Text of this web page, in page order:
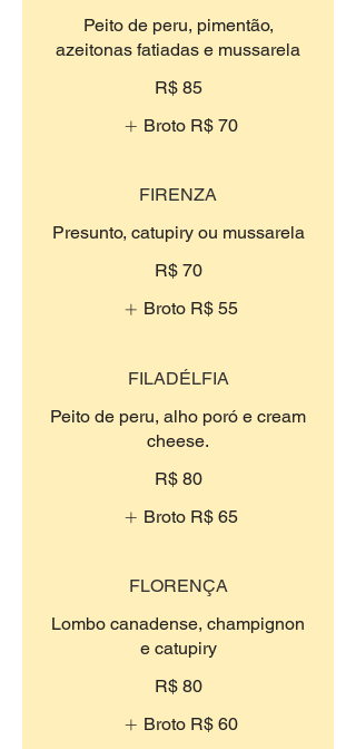
Peito de peru, pimentão,
azeitonas fatiadas e mussarela
R$ 85
Broto R$ 70
FIRENZA
Presunto, catupiry ou mussarela
R$ 70
Broto R$ 55
FILADÉLFIA
Peito de peru, alho poró e cream
cheese.
R$ 80
Broto R$ 65
FLORENÇA
Lombo canadense, champignon
e catupiry
R$ 80
Broto R$ 60